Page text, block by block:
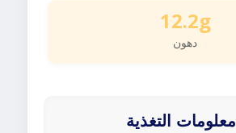
12.2g
دهون
معلومات التغذية